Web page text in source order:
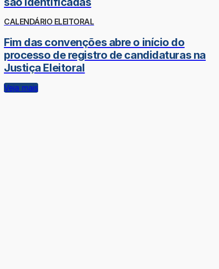
CALENDÁRIO ELEITORAL
Fim das convenções abre o início do
processo de registro de candidaturas na
Justiça Eleitoral
Veja mais